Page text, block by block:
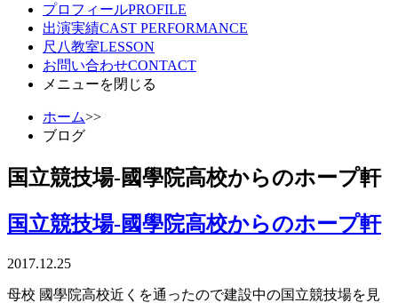
プロフィールPROFILE
出演実績CAST PERFORMANCE
尺八教室LESSON
お問い合わせCONTACT
メニューを閉じる
ホーム>>
ブログ
国立競技場-國學院高校からのホープ軒
国立競技場-國學院高校からのホープ軒
2017.12.25
母校 國學院高校近くを通ったので建設中の国立競技場を見